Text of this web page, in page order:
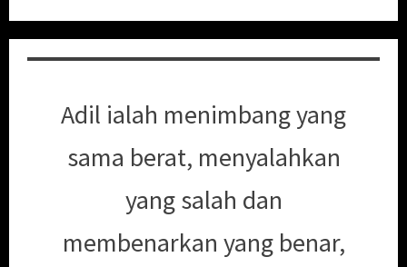
Adil ialah menimbang yang
sama berat, menyalahkan
yang salah dan
membenarkan yang benar,